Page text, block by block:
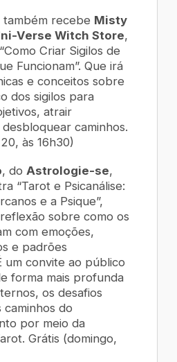
recebe Misty
Verse Witch Store,
Criar Sigilos de
Funcionam”. Que irá
e conceitos sobre
dos sigilos para
atrair
caminhos.
às 16h30)
, doAstrologie-se,
“Tarot e Psicanálise:
e a Psique”,
sobre como os
com emoções,
e padrões
um convite ao público
forma mais profunda
os desafios
caminhos do
por meio da
Grátis (domingo,